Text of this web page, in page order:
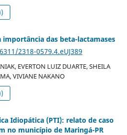
importância das beta-lactamases
2318-0579.4.eUJ389
EVERTON LUIZ DUARTE, SHEILA
VIVIANE NAKANO
Idiopática (PTI): relato de caso
no município de Maringá-PR